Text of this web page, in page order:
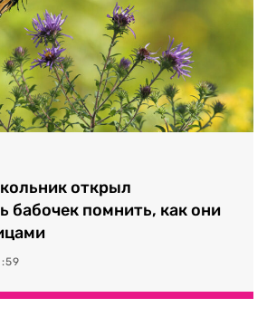
открыл
бабочек помнить, как они